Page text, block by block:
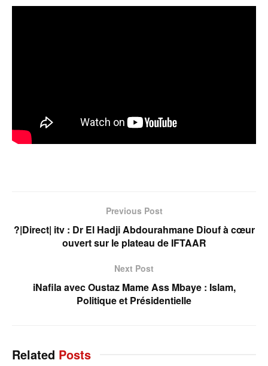
Previous Post
?|Direct| itv : Dr El Hadji Abdourahmane Diouf à cœur
ouvert sur le plateau de IFTAAR
Next Post
iNafila avec Oustaz Mame Ass Mbaye : Islam,
Politique et Présidentielle
Related Posts